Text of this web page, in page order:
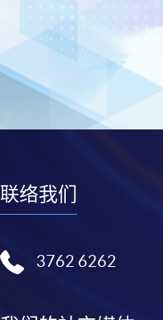
联络我们
3762 6262